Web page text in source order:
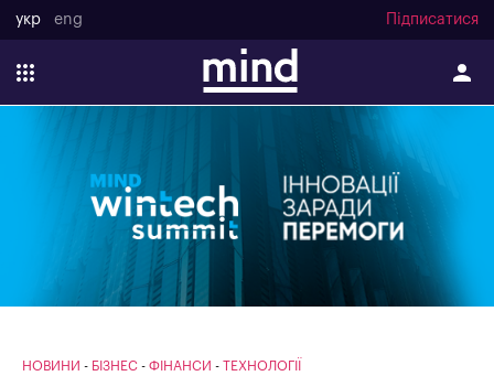
укр eng Підписатися
НОВИНИ БІЗНЕС ФІНАНСИ ТЕХНОЛОГІЇ